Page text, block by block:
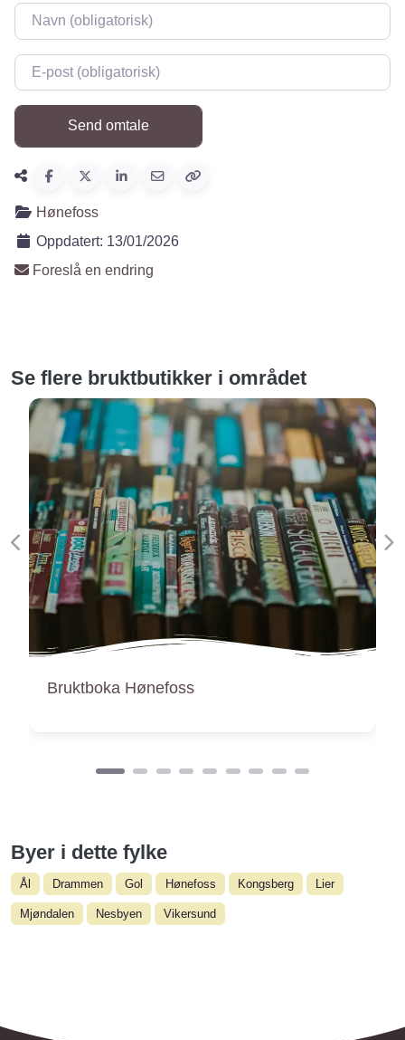
Navn
E-post
Hønefoss
Oppdatert: 13/01/2026
Foreslå en endring
Se flere bruktbutikker i området
Bruktbutikken Gjenbruk Baye Bojang
Forige
Byer i dette fylke
Ål Drammen Gol Hønefoss Kongsberg Lier
Mjøndalen Nesbyen Vikersund